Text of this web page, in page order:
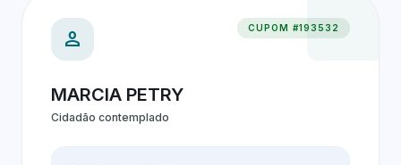
person CUPOM #193532
MARCIA PETRY
Cidadão contemplado